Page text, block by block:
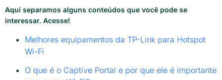
Aqui separamos alguns conteúdos que você pode se
interessar. Acesse!
Melhores equipamentos da TP-Link para Hotspot
Wi-Fi
O que é o Captive Portal e por que ele é importante